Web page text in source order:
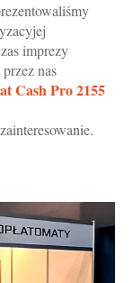
imprezy
nas
Cash Pro 2155